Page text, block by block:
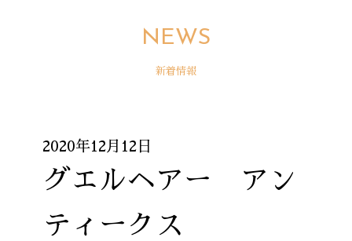
NEWS
新着情報
2020年12月12日
グエルヘアー アン
ティークス